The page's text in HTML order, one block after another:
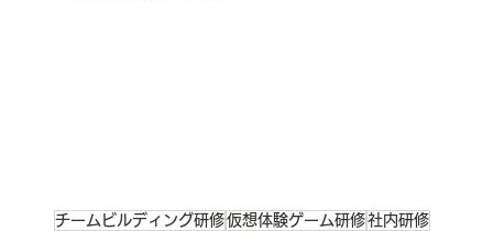
チームビルディング研修仮想体験ゲーム研修社内研修